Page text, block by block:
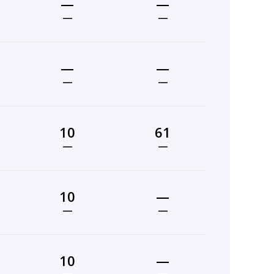
—
—
—
—
—
—
—
—
10
—
61
—
10
—
—
—
10 —